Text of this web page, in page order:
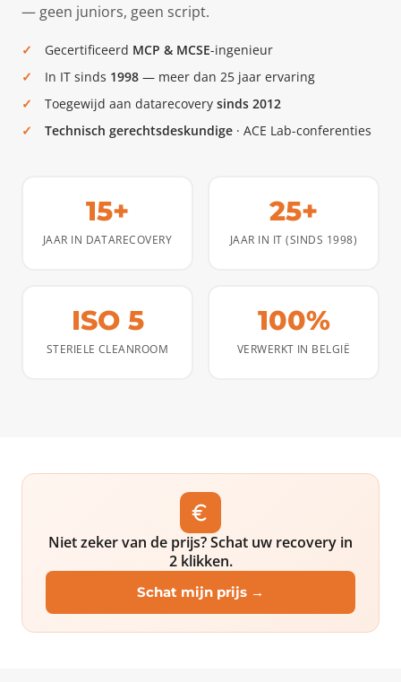
— geen juniors, geen script.
Gecertificeerd MCP & MCSE-ingenieur
In IT sinds 1998 — meer dan 25 jaar ervaring
Toegewijd aan datarecovery sinds 2012
Technisch gerechtsdeskundige · ACE Lab-conferenties
15+
JAAR IN DATARECOVERY
25+
JAAR IN IT (SINDS 1998)
ISO 5
STERIELE CLEANROOM
100%
VERWERKT IN BELGIË
Niet zeker van de prijs? Schat uw recovery in
2 klikken.
Schat mijn prijs →